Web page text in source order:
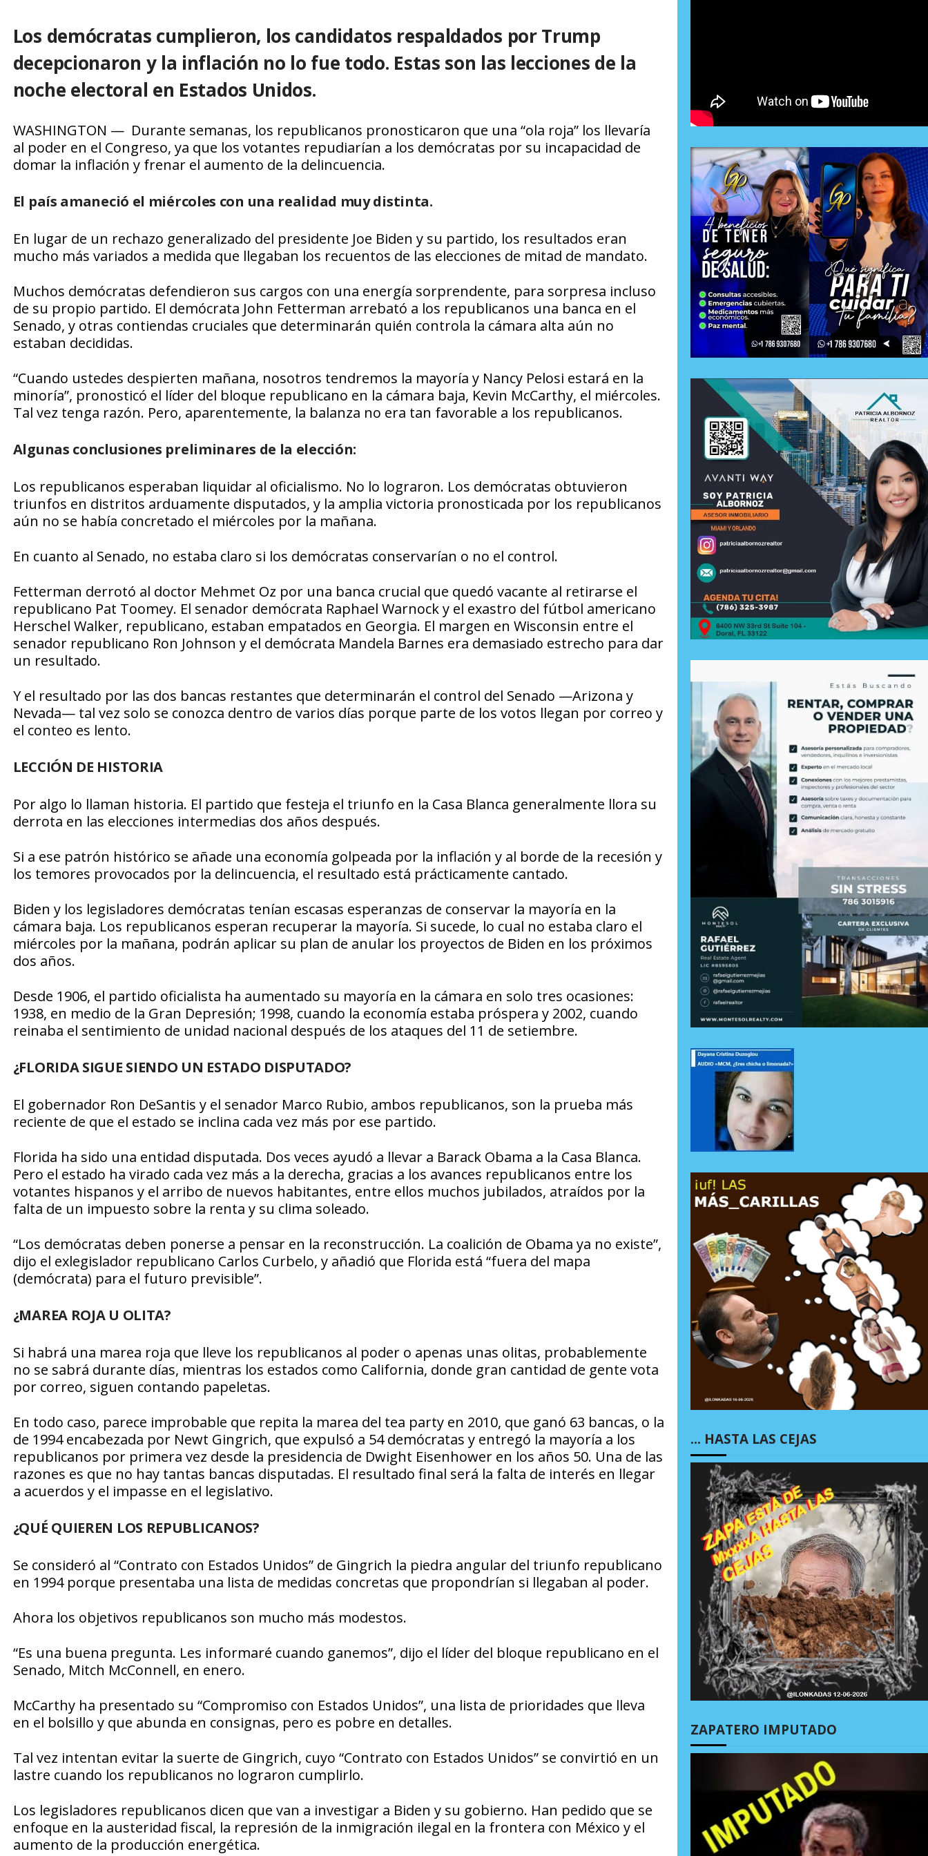
Los demócratas cumplieron, los candidatos respaldados por Trump
decepcionaron y la inflación no lo fue todo. Estas son las lecciones de la
noche electoral en Estados Unidos.
WASHINGTON — Durante semanas, los republicanos pronosticaron que una “ola roja” los llevaría
al poder en el Congreso, ya que los votantes repudiarían a los demócratas por su incapacidad de
domar la inflación y frenar el aumento de la delincuencia.
El país amaneció el miércoles con una realidad muy distinta.
En lugar de un rechazo generalizado del presidente Joe Biden y su partido, los resultados eran
mucho más variados a medida que llegaban los recuentos de las elecciones de mitad de mandato.
Muchos demócratas defendieron sus cargos con una energía sorprendente, para sorpresa incluso
de su propio partido. El demócrata John Fetterman arrebató a los republicanos una banca en el
Senado, y otras contiendas cruciales que determinarán quién controla la cámara alta aún no
estaban decididas.
“Cuando ustedes despierten mañana, nosotros tendremos la mayoría y Nancy Pelosi estará en la
minoría”, pronosticó el líder del bloque republicano en la cámara baja, Kevin McCarthy, el miércoles.
Tal vez tenga razón. Pero, aparentemente, la balanza no era tan favorable a los republicanos.
Algunas conclusiones preliminares de la elección:
Los republicanos esperaban liquidar al oficialismo. No lo lograron. Los demócratas obtuvieron
triunfos en distritos arduamente disputados, y la amplia victoria pronosticada por los republicanos
aún no se había concretado el miércoles por la mañana.
En cuanto al Senado, no estaba claro si los demócratas conservarían o no el control.
Fetterman derrotó al doctor Mehmet Oz por una banca crucial que quedó vacante al retirarse el
republicano Pat Toomey. El senador demócrata Raphael Warnock y el exastro del fútbol americano
Herschel Walker, republicano, estaban empatados en Georgia. El margen en Wisconsin entre el
senador republicano Ron Johnson y el demócrata Mandela Barnes era demasiado estrecho para dar
un resultado.
Y el resultado por las dos bancas restantes que determinarán el control del Senado —Arizona y
Nevada— tal vez solo se conozca dentro de varios días porque parte de los votos llegan por correo y
el conteo es lento.
LECCIÓN DE HISTORIA
Por algo lo llaman historia. El partido que festeja el triunfo en la Casa Blanca generalmente llora su
derrota en las elecciones intermedias dos años después.
Si a ese patrón histórico se añade una economía golpeada por la inflación y al borde de la recesión y
los temores provocados por la delincuencia, el resultado está prácticamente cantado.
Biden y los legisladores demócratas tenían escasas esperanzas de conservar la mayoría en la
cámara baja. Los republicanos esperan recuperar la mayoría. Si sucede, lo cual no estaba claro el
miércoles por la mañana, podrán aplicar su plan de anular los proyectos de Biden en los próximos
dos años.
Desde 1906, el partido oficialista ha aumentado su mayoría en la cámara en solo tres ocasiones:
1938, en medio de la Gran Depresión; 1998, cuando la economía estaba próspera y 2002, cuando
reinaba el sentimiento de unidad nacional después de los ataques del 11 de setiembre.
¿FLORIDA SIGUE SIENDO UN ESTADO DISPUTADO?
El gobernador Ron DeSantis y el senador Marco Rubio, ambos republicanos, son la prueba más
reciente de que el estado se inclina cada vez más por ese partido.
Florida ha sido una entidad disputada. Dos veces ayudó a llevar a Barack Obama a la Casa Blanca.
Pero el estado ha virado cada vez más a la derecha, gracias a los avances republicanos entre los
votantes hispanos y el arribo de nuevos habitantes, entre ellos muchos jubilados, atraídos por la
falta de un impuesto sobre la renta y su clima soleado.
“Los demócratas deben ponerse a pensar en la reconstrucción. La coalición de Obama ya no existe”,
dijo el exlegislador republicano Carlos Curbelo, y añadió que Florida está “fuera del mapa
(demócrata) para el futuro previsible”.
¿MAREA ROJA U OLITA?
Si habrá una marea roja que lleve los republicanos al poder o apenas unas olitas, probablemente
no se sabrá durante días, mientras los estados como California, donde gran cantidad de gente vota
por correo, siguen contando papeletas.
En todo caso, parece improbable que repita la marea del tea party en 2010, que ganó 63 bancas, o la
de 1994 encabezada por Newt Gingrich, que expulsó a 54 demócratas y entregó la mayoría a los
republicanos por primera vez desde la presidencia de Dwight Eisenhower en los años 50. Una de las
razones es que no hay tantas bancas disputadas. El resultado final será la falta de interés en llegar
a acuerdos y el impasse en el legislativo.
¿QUÉ QUIEREN LOS REPUBLICANOS?
Se consideró al “Contrato con Estados Unidos” de Gingrich la piedra angular del triunfo republicano
en 1994 porque presentaba una lista de medidas concretas que propondrían si llegaban al poder.
Ahora los objetivos republicanos son mucho más modestos.
“Es una buena pregunta. Les informaré cuando ganemos”, dijo el líder del bloque republicano en el
Senado, Mitch McConnell, en enero.
McCarthy ha presentado su “Compromiso con Estados Unidos”, una lista de prioridades que lleva
en el bolsillo y que abunda en consignas, pero es pobre en detalles.
Tal vez intentan evitar la suerte de Gingrich, cuyo “Contrato con Estados Unidos” se convirtió en un
lastre cuando los republicanos no lograron cumplirlo.
Los legisladores republicanos dicen que van a investigar a Biden y su gobierno. Han pedido que se
enfoque en la austeridad fiscal, la represión de la inmigración ilegal en la frontera con México y el
aumento de la producción energética.
… HASTA LAS CEJAS
ZAPATERO IMPUTADO